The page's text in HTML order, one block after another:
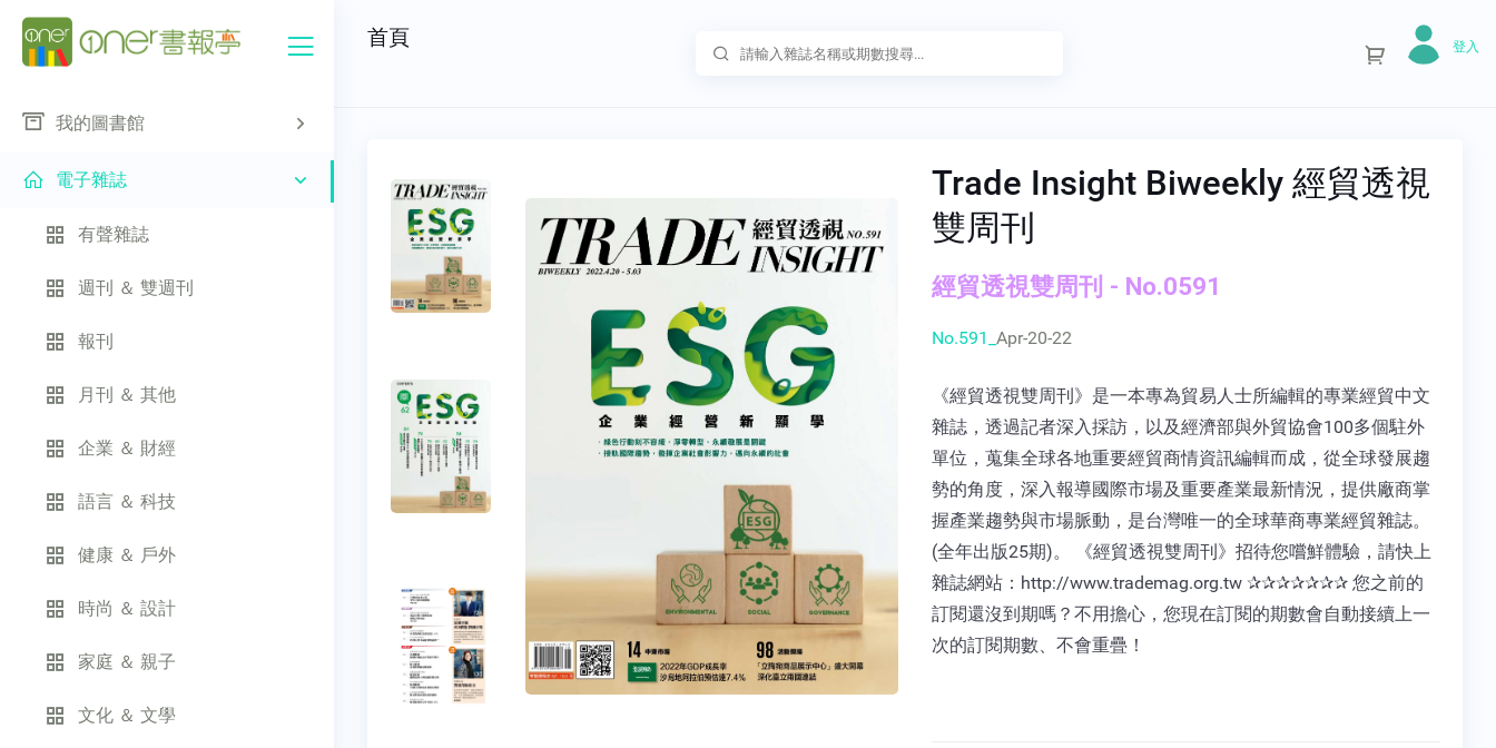
我的圖書館
電子雜誌
有聲雜誌
週刊 ＆ 雙週刊
報刊
月刊 ＆ 其他
企業 ＆ 財經
語言 ＆ 科技
健康 ＆ 戶外
時尚 ＆ 設計
家庭 ＆ 親子
文化 ＆ 文學
首頁 登入
Trade Insight Biweekly 經貿透視
雙周刊
經貿透視雙周刊 - No.0591
No.591_ Apr-20-22
《經貿透視雙周刊》是一本專為貿易人士所編輯的專業經貿中文
雜誌，透過記者深入採訪，以及經濟部與外貿協會100多個駐外
單位，蒐集全球各地重要經貿商情資訊編輯而成，從全球發展趨
勢的角度，深入報導國際市場及重要產業最新情況，提供廠商掌
握產業趨勢與市場脈動，是台灣唯一的全球華商專業經貿雜誌。
(全年出版25期)。 《經貿透視雙周刊》招待您嚐鮮體驗，請快上
雜誌網站：http://www.trademag.org.tw ✰✰✰✰✰✰✰ 您之前的
訂閱還沒到期嗎？不用擔心，您現在訂閱的期數會自動接續上一
次的訂閱期數、不會重疊！